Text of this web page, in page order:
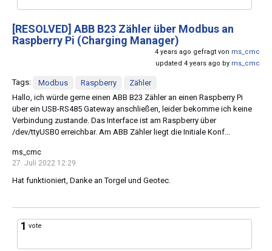
[RESOLVED] ABB B23 Zähler über Modbus an
Raspberry Pi (Charging Manager)
4 years ago gefragt von ms_cmc
updated 4 years ago by ms_cmc
Tags: Modbus Raspberry
Zähler
Hallo, ich würde gerne einen ABB B23 Zähler an einen Raspberry Pi
über ein USB-RS485 Gateway anschließen, leider bekomme ich keine
Verbindung zustande. Das Interface ist am Raspberry über
/dev/ttyUSB0 erreichbar. Am ABB Zähler liegt die Initiale Konf...
ms_cmc
27. Juli 2022 12:29
Hat funktioniert, Danke an Torgel und Geotec.
1 vote